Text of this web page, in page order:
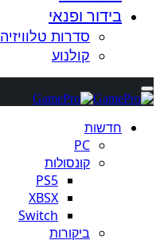
בידור ופנאי
סדרות טלוויזיה
קולנוע
חדשות
PC
קונסולות
PS5
XBSX
Switch
ביקורות